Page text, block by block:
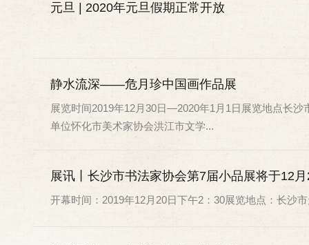
元旦 | 2020年元旦假期正常开放
静水流深——危月珍中国画作品展
展览时间2019年12月30日—2020年1月1日展览地点长
单位怀化市美术家协会洪江市文学...
展讯丨长沙市书法家协会第7届小品展将于12
开幕时间：2019年12月20日下午2：30展览地点：长沙